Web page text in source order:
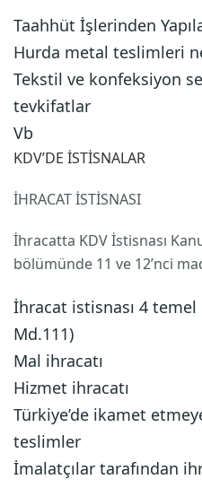
Taahhüt İşlerinden
Hurda metal teslimleri
Tekstil ve konfeksiyon
tevkifatlar
Vb
KDV’DE İSTİSNALAR
İHRACAT İSTİSNASI
İhracatta KDV İstisnası
bölümünde 11 ve 12’nci
İhracat istisnası 4 temel
Md.111)
Mal ihracatı
Hizmet ihracatı
Türkiye’de ikamet
teslimler
İmalatçılar tarafından